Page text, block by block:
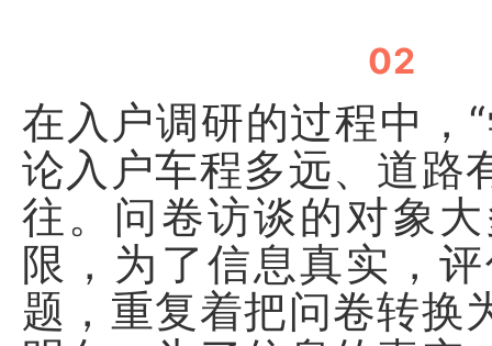
02
在入户调研的过程中，
论入户车程多远、道路
往。问卷访谈的对象
限，为了信息真实，
题，重复着把问卷转换